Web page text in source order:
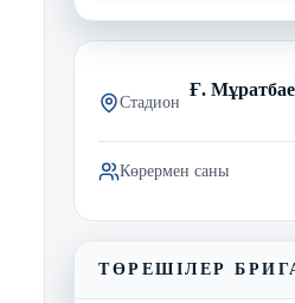
Стадион
Ғ.
Көрермен саны
ТӨРЕШІЛЕР